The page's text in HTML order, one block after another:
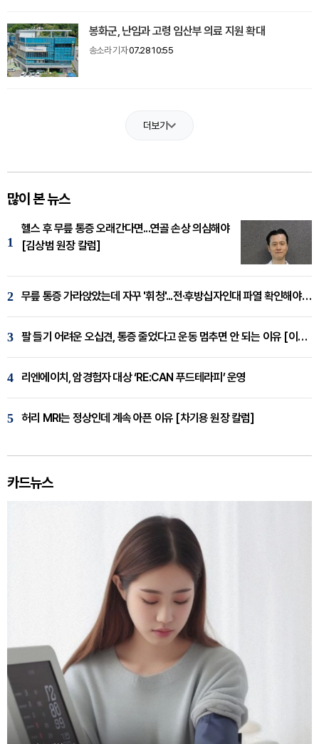
봉화군, 난임과 고령 임산부 의료 지원 확대
송소라 기자07.28 10:55
더보기
많이 본 뉴스
1
헬스 후 무릎 통증 오래간다면...연골 손상 의심해야
[김상범 원장 칼럼]
2 무릎 통증 가라앉았는데 자꾸 '휘청'...전·후방십자인대 파열 확인해야 [곽우경 원장 칼럼]
3 팔 들기 어려운 오십견, 통증 줄었다고 운동 멈추면 안 되는 이유 [이병욱 원장 칼럼]
4 리엔에이치, 암경험자 대상 ‘RE:CAN 푸드테라피’ 운영
5 허리 MRI는 정상인데 계속 아픈 이유 [차기용 원장 칼럼]
카드뉴스